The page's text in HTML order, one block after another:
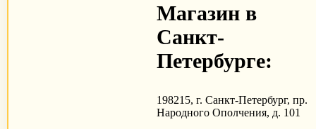
Магазин в
Санкт-
Петербурге:
198215, г. Санкт-Петербург, пр.
Народного Ополчения, д. 101